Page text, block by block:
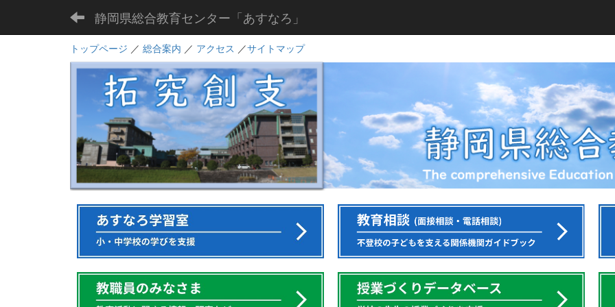
静岡県総合教育センター「あすなろ」
トップページ ／ 総合案内 ／ アクセス ／サイトマップ